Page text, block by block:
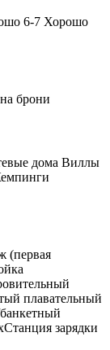
6-7 Хорошо
брони
дома Виллы
(первая
плавательный
Cтанция зарядки